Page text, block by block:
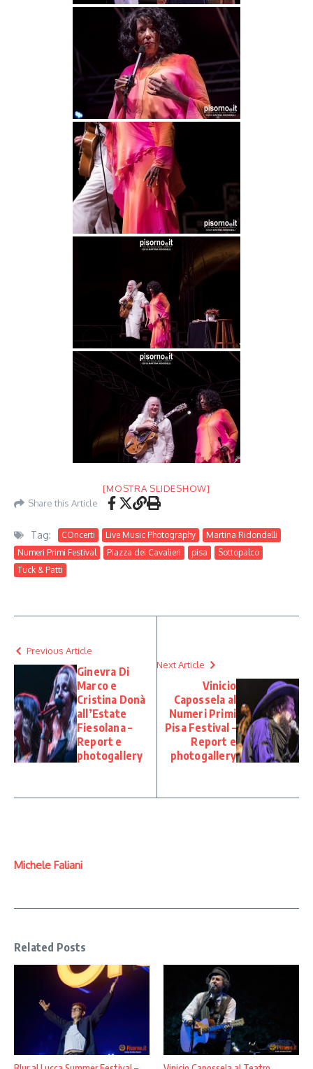
[MOSTRA SLIDESHOW]
Share this Article
Tag: COncerti Live Music Photography
Martina Ridondelli
Numeri Primi Festival
Piazza dei Cavalieri pisa
Sottopalco
Tuck & Patti
Previous Article
Ginevra Di
Marco e
Cristina Donà
all’Estate
Fiesolana –
Report e
photogallery
Next Article
Vinicio
Capossela al
Numeri Primi
Pisa Festival –
Report e
photogallery
Michele Faliani
Related Posts